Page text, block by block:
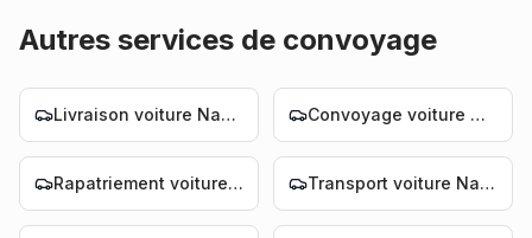
Autres services de convoyage
Livraison voiture Nantes Convoyage voiture Nantes
Rapatriement voiture Nantes Transport voiture Nantes